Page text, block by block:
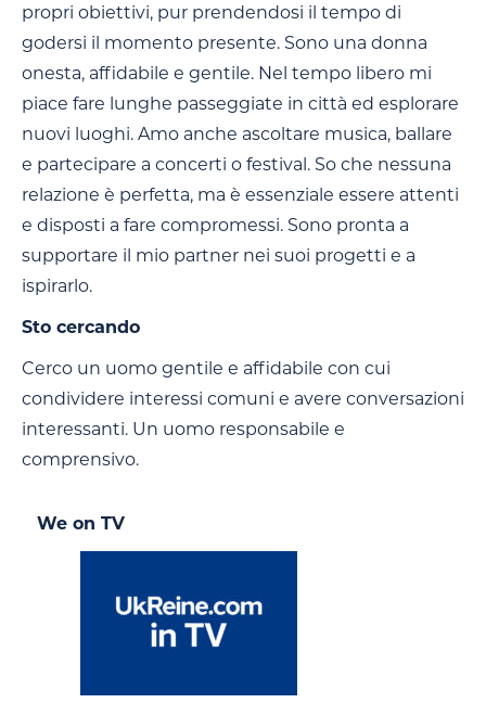
propri obiettivi, pur prendendosi il tempo di
godersi il momento presente. Sono una donna
onesta, affidabile e gentile. Nel tempo libero mi
piace fare lunghe passeggiate in città ed esplorare
nuovi luoghi. Amo anche ascoltare musica, ballare
e partecipare a concerti o festival. So che nessuna
relazione è perfetta, ma è essenziale essere attenti
e disposti a fare compromessi. Sono pronta a
supportare il mio partner nei suoi progetti e a
ispirarlo.
Sto cercando
Cerco un uomo gentile e affidabile con cui
condividere interessi comuni e avere conversazioni
interessanti. Un uomo responsabile e
comprensivo.
We on TV